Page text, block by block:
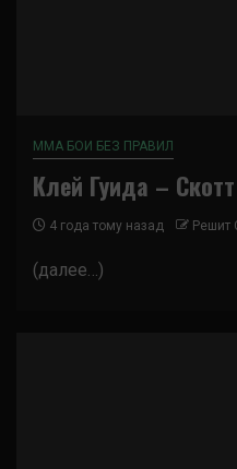
ММА БОИ БЕЗ ПРАВИЛ
Клей Гуида –
4 года тому назад Решит
(далее…)